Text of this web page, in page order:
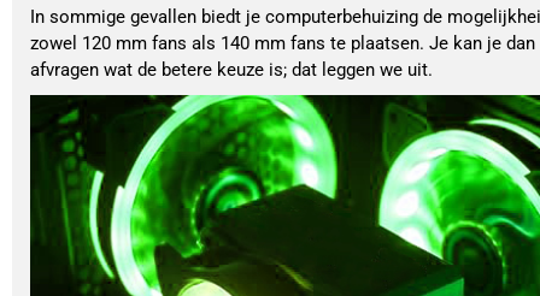
In sommige gevallen biedt je computerbehuizing de
zowel 120 mm fans als 140 mm fans te plaatsen. Je kan je dan
afvragen wat de betere keuze is; dat leggen we uit.